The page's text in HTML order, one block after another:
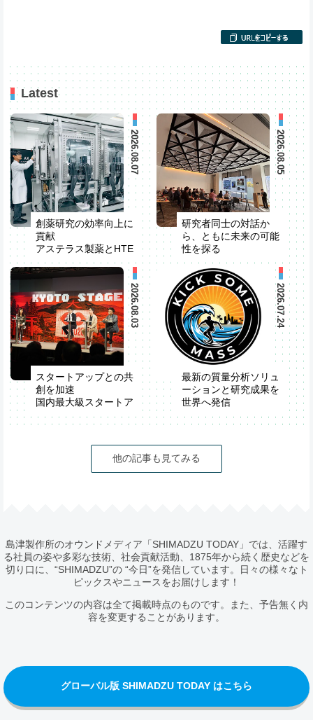
Latest
創薬研究の効率向上に
貢献
アステラス製薬とHTE
自動化装置を共同開発
2026.08.07
研究者同士の対話か
ら、ともに未来の可能
性を探る
米国でStrategic R&D
Partner Seminarを開
催
2026.08.05
スタートアップとの共
創を加速
国内最大級スタートア
ップイベント
「IVS2026」が開催
2026.08.03
最新の質量分析ソリュ
ーションと研究成果を
世界へ発信
第74回米国質量分析
学会（ASMS2026）
2026.07.24
他の記事も見てみる
島津製作所のオウンドメディア「SHIMADZU TODAY」では、活躍す
る社員の姿や多彩な技術、社会貢献活動、1875年から続く歴史などを
切り口に、“SHIMADZU”の “今日”を発信しています。日々の様々なト
ピックスやニュースをお届けします！
このコンテンツの内容は全て掲載時点のものです。また、予告無く内
容を変更することがあります。
グローバル版 SHIMADZU TODAY はこちら